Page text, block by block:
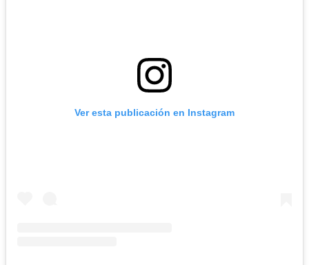
Ver esta publicación en Instagram